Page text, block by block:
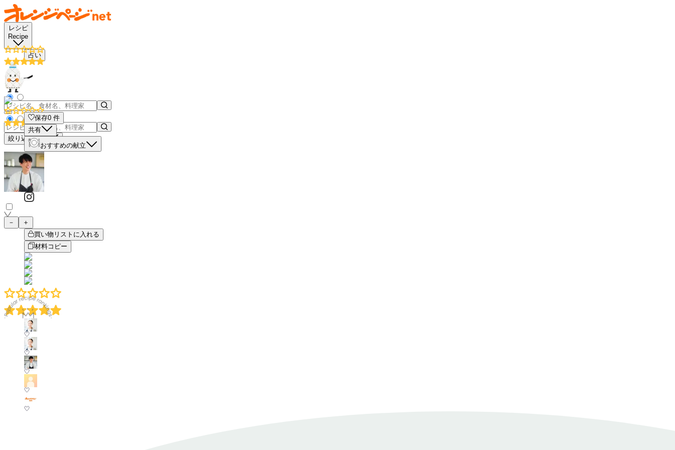
レシピ
Recipe
占い
絞り込み検索
保存0 件
共有
おすすめの献立
－
＋
買い物リストに入れる
材料コピー